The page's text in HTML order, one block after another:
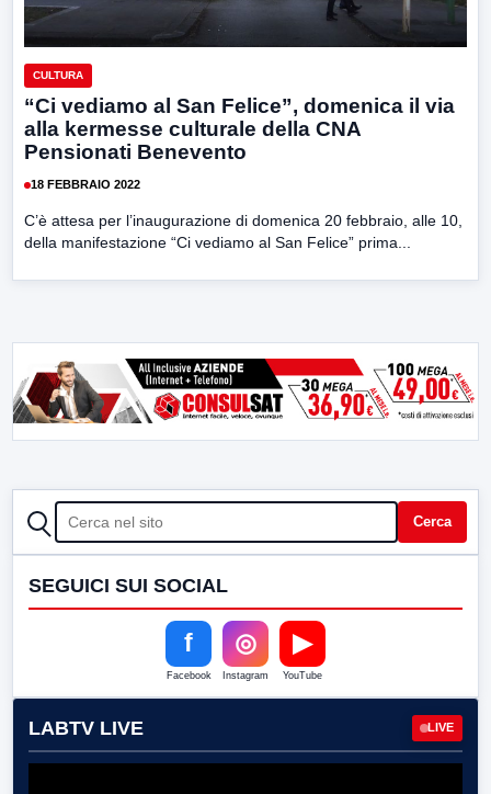
CULTURA
“Ci vediamo al San Felice”, domenica il via
alla kermesse culturale della CNA
Pensionati Benevento
18 FEBBRAIO 2022
C’è attesa per l’inaugurazione di domenica 20 febbraio, alle 10,
della manifestazione “Ci vediamo al San Felice” prima...
CERCA Cerca
SEGUICI SUI SOCIAL
f
Facebook
◎
Instagram
▶
YouTube
LABTV LIVE LIVE